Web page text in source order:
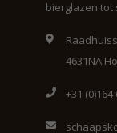
bierglazen tot
4631NA
+31 (0)164